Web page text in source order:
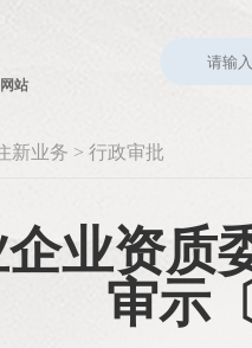
站
新业务 > 行政审批
业资质
审示